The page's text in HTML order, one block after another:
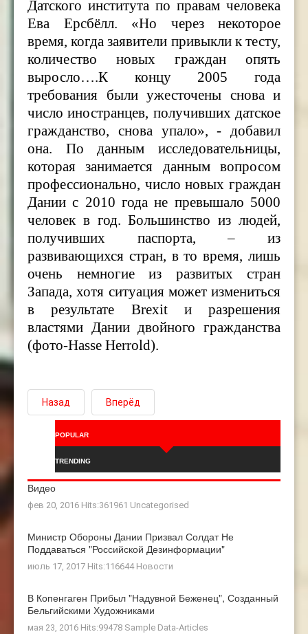
Датского института по правам человека
Ева Ерсбёлл. «Но через некоторое
время, когда заявители привыкли к тесту,
количество новых граждан опять
выросло….К концу 2005 года
требования были ужесточены снова и
число иностранцев, получивших датское
гражданство, снова упало», - добавил
она. По данным исследовательницы,
которая занимается данным вопросом
профессионально, число новых граждан
Дании с 2010 года не превышало 5000
человек в год. Большинство из людей,
получивших паспорта, – из
развивающихся стран, в то время, лишь
очень немногие из развитых стран
Запада, хотя ситуация может измениться
в результате Brexit и разрешения
властями Дании двойного гражданства
(фото-Hasse Herrold).
Назад Вперёд
POPULAR
TRENDING
Видео
фев 20, 2016 Hits:361961 Uncategorised
Министр Обороны Дании Призвал Солдат Не
Поддаваться "российской Дезинформации"
июль 17, 2017 Hits:116644 Новости
В Копенгаген Прибыл "Надувной Беженец", Созданный
Бельгийскими Художниками
мая 23, 2016 Hits:99478 Sample Data-Articles